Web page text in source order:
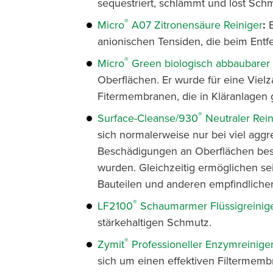
sequestriert, schlämmt und löst
Micro® A07 Zitronensäure Reiniger:
anionischen Tensiden, die beim
Micro® Green biologisch abbaubarer
Oberflächen. Er wurde für eine
Fitermembranen, die in Kläranlagen
Surface-Cleanse/930® Neutraler
sich normalerweise nur bei viel
Beschädigungen an Oberflächen
wurden. Gleichzeitig ermöglichen
Bauteilen und anderen
LF2100® Schaumarmer
stärkehaltigen Schmutz.
Zymit® Professioneller
sich um einen effektiven